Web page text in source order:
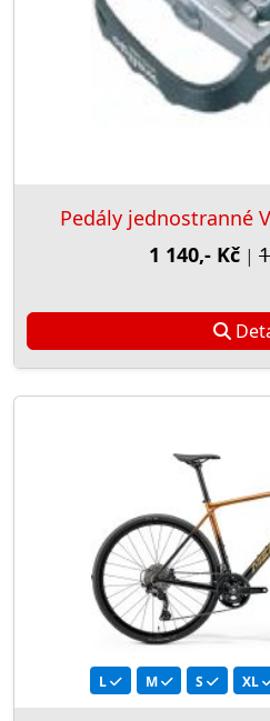
Pedály jednostranné
1 140,- Kč |
L M S XL